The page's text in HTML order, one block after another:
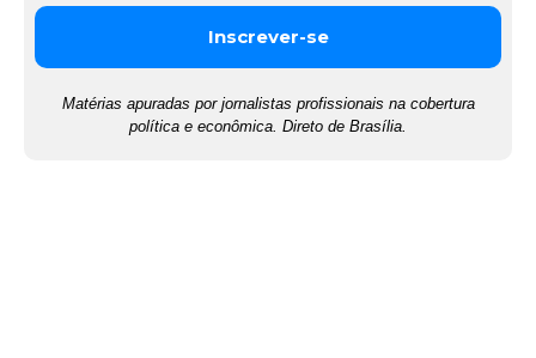
Matérias apuradas por jornalistas profissionais na cobertura
política e econômica. Direto de Brasília.